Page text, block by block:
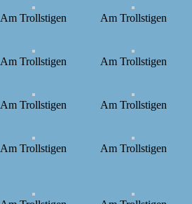
Am Trollstigen Am Trollstigen
Am Trollstigen Am Trollstigen
Am Trollstigen Am Trollstigen
Am Trollstigen Am Trollstigen